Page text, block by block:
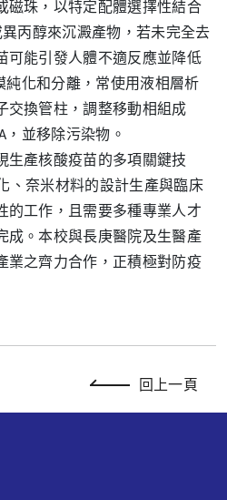
磁珠，以特定配體選擇性結合
丙醇來沉澱產物，若未完全去
可能引發人體不適反應並降低
純化和分離，常使用液相層析
交換管柱，調整移動相組成
，並移除污染物。
生產核酸疫苗的多項關鍵技
、奈米材料的設計生產與臨床
的工作，且需要多種專業人才
成。本校與長庚醫院及生醫產
業之齊力合作，正積極對防疫
回上一頁